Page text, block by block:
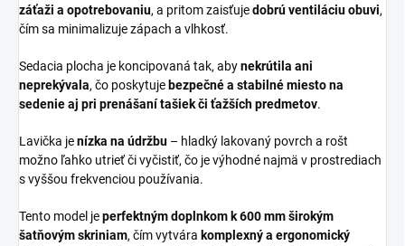
záťaži a opotrebovaniu, a pritom zaisťujedobrú ventiláciu obuvi,
čím sa minimalizuje zápach a vlhkosť.
Sedacia plocha je koncipovaná tak, abynekrútila ani
neprekývala, čo poskytuje bezpečné a stabilné miesto na
sedenie aj pri prenášaní tašiek či ťažších predmetov.
Lavička jenízka na údržbu – hladký lakovaný povrch a rošt
možno ľahko utrieť či vyčistiť, čo je výhodné najmä v prostrediach
s vyššou frekvenciou používania.
Tento model jeperfektným doplnkom k 600 mm širokým
šatňovým skriniam, čím vytvára komplexný a ergonomický